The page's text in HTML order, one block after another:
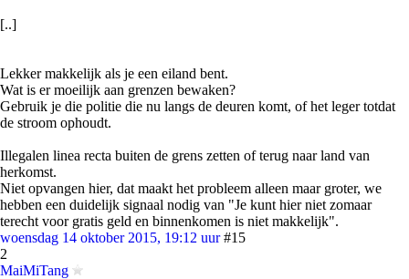
[..]
Lekker makkelijk als je een eiland bent.
Wat is er moeilijk aan grenzen bewaken?
Gebruik je die politie die nu langs de deuren komt, of het leger totdat
de stroom ophoudt.
Illegalen linea recta buiten de grens zetten of terug naar land van
herkomst.
Niet opvangen hier, dat maakt het probleem alleen maar groter, we
hebben een duidelijk signaal nodig van "Je kunt hier niet zomaar
terecht voor gratis geld en binnenkomen is niet makkelijk".
woensdag 14 oktober 2015, 19:12 uur #15
2
MaiMiTang